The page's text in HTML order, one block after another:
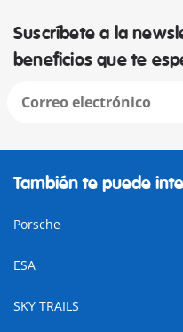
Suscríbete a la
beneficios que te
También te puede
Porsche
ESA
SKY TRAILS